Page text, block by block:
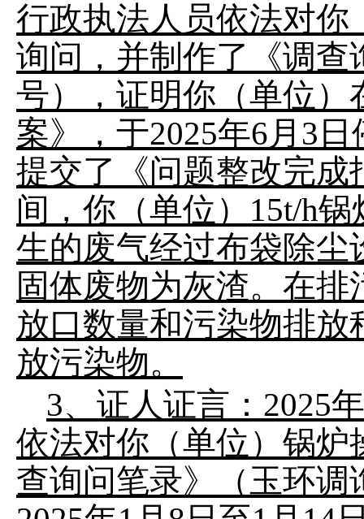
行政执法人员依法对
询问，并制作了《调查
号），证明你（单位）
案》，于2025年6月3
提交了《问题整改完成
间，你（单位）15t/h
生的废气经过布袋除尘
固体废物为灰渣。在
放口数量和污染物排
放污染物。
3、证人证言：2025
依法对你（单位）锅
查询问笔录》（玉环调